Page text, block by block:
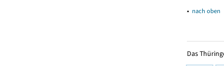
▴ nach oben
Das